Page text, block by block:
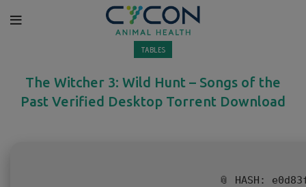
TABLES
The Witcher 3: Wild Hunt – Songs of the
Past Verified Desktop Torrent Download
📎 HASH: